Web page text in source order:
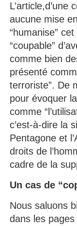
aucune mise
“humanise”
“coupable”
comme bien
présenté
terroriste”. De
pour évoquer
comme
c’est-à-dire la
Pentagone et
droits de
cadre de la
Un cas de
Nous saluons
dans les